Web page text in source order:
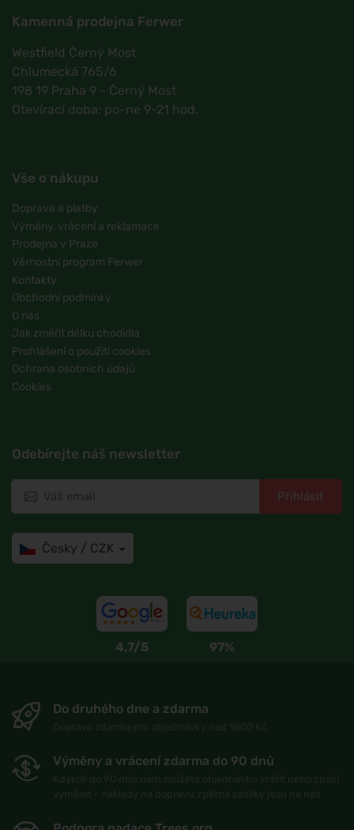
Kamenná prodejna Ferwer
Westfield Černý Most
Chlumecká 765/6
198 19 Praha 9 - Černý Most
Otevírací doba: po-ne 9-21 hod.
Vše o nákupu
Doprava a platby
Výměny, vrácení a reklamace
Prodejna v Praze
Věrnostní program Ferwer
Kontakty
Obchodní podmínky
O nás
Jak změřit délku chodidla
Prohlášení o použití cookies
Ochrana osobních údajů
Cookies
Odebírejte náš newsletter
Přihlásit
Česky / CZK
4,7/5 97%
Do druhého dne a zdarma
Výměny a vrácení zdarma do 90 dnů